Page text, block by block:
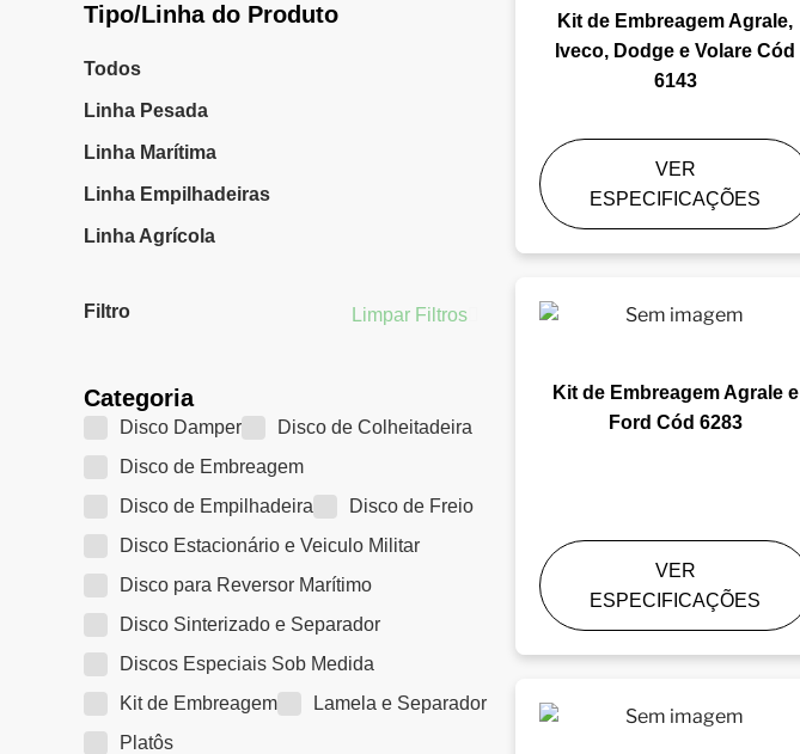
Tipo/Linha do Produto
Todos
Linha Pesada
Linha Marítima
Linha Empilhadeiras
Linha Agrícola
Filtro Limpar Filtros
Categoria
Disco Damper
Disco de Colheitadeira
Disco de Embreagem
Disco de Empilhadeira
Disco de Freio
Disco Estacionário e Veiculo Militar
Disco para Reversor Marítimo
Disco Sinterizado e Separador
Discos Especiais Sob Medida
Kit de Embreagem
Lamela e Separador
Platôs
Kit de Embreagem Agrale,
Iveco, Dodge e Volare Cód
6143
VER
ESPECIFICAÇÕES
Kit de Embreagem Agrale e
Ford Cód 6283
VER
ESPECIFICAÇÕES